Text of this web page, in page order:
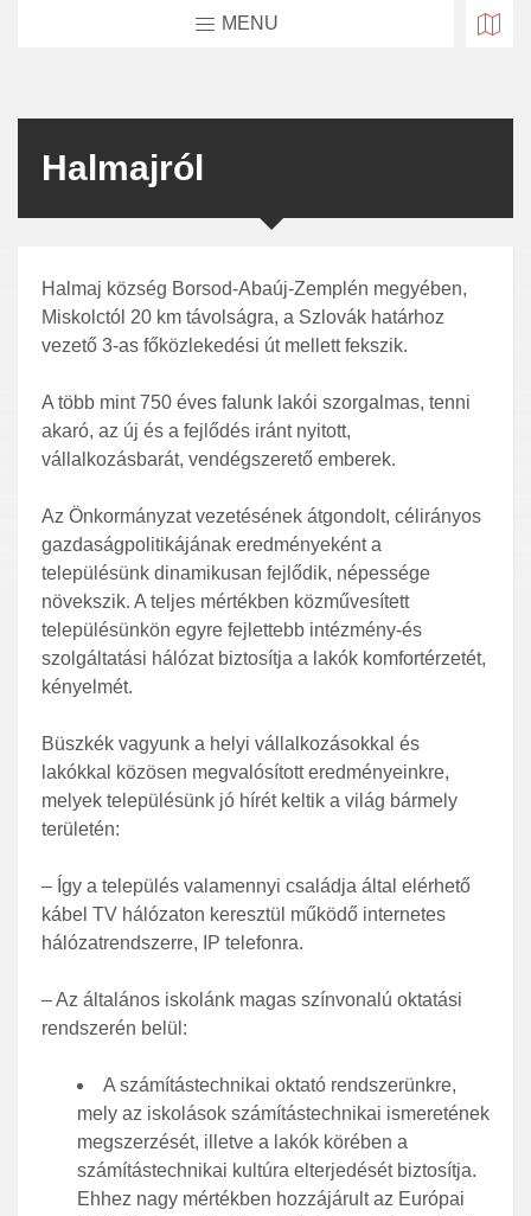
MENU
Halmajról
Halmaj község Borsod-Abaúj-Zemplén megyében,
Miskolctól 20 km távolságra, a Szlovák határhoz
vezető 3-as főközlekedési út mellett fekszik.
A több mint 750 éves falunk lakói szorgalmas, tenni
akaró, az új és a fejlődés iránt nyitott,
vállalkozásbarát, vendégszerető emberek.
Az Önkormányzat vezetésének átgondolt, célirányos
gazdaságpolitikájának eredményeként a
településünk dinamikusan fejlődik, népessége
növekszik. A teljes mértékben közművesített
településünkön egyre fejlettebb intézmény-és
szolgáltatási hálózat biztosítja a lakók komfortérzetét,
kényelmét.
Büszkék vagyunk a helyi vállalkozásokkal és
lakókkal közösen megvalósított eredményeinkre,
melyek településünk jó hírét keltik a világ bármely
területén:
– Így a település valamennyi családja által elérhető
kábel TV hálózaton keresztül működő internetes
hálózatrendszerre, IP telefonra.
– Az általános iskolánk magas színvonalú oktatási
rendszerén belül:
A számítástechnikai oktató rendszerünkre,
mely az iskolások számítástechnikai ismeretének
megszerzését, illetve a lakók körében a
számítástechnikai kultúra elterjedését biztosítja.
Ehhez nagy mértékben hozzájárult az Európai